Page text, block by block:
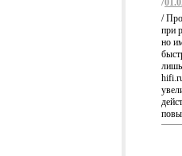
/
при
но